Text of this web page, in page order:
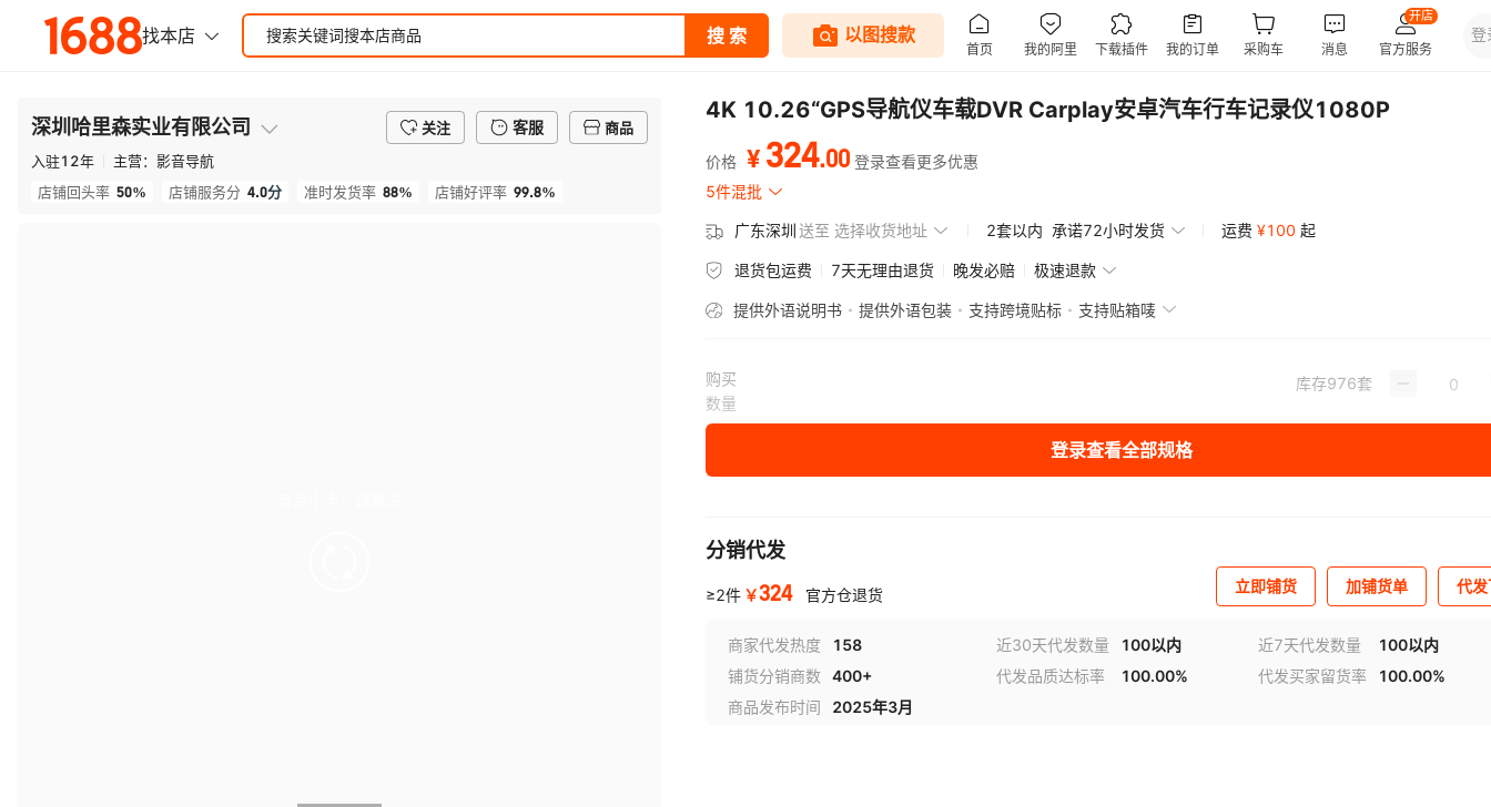
深圳哈里森实业有限公司 关注 客服
商品
入驻12年 主营： 影音导航
店铺回头率 50% 店铺服务分 4.0分 准时发货率 88% 店铺好评率 99.8%
4K 10.26“GPS导航仪车载DVR Carplay安卓汽车行车记录仪1080P
价格 ¥ 324.00 登录查看更多优惠
5件混批
广东深圳送至 选择收货地址 2套以内 承诺72小时发货 运费 ¥100 起
退货包运费 7天无理由退货 晚发必赔 极速退款
提供外语说明书 提供外语包装 支持跨境贴标 支持贴箱唛
购买
数量
库存976套
登录查看全部规格
分销代发
≥2件 ￥324 官方仓退货 立即铺货 加铺货单 代
商家代发热度 158 近30天代发数量 100以内 近7天代发数量
100以内
铺货分销商数 400+ 代发品质达标率 100.00% 代发买家留货率
100.00%
商品发布时间
2025年3月